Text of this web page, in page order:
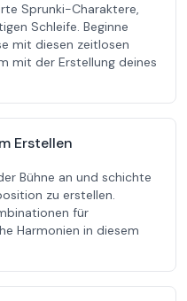
Sprunki-Charaktere,
Schleife. Beginne
mit diesen zeitlosen
mit der Erstellung deines
Erstellen
Bühne an und schichte
zu erstellen.
für
Harmonien in diesem